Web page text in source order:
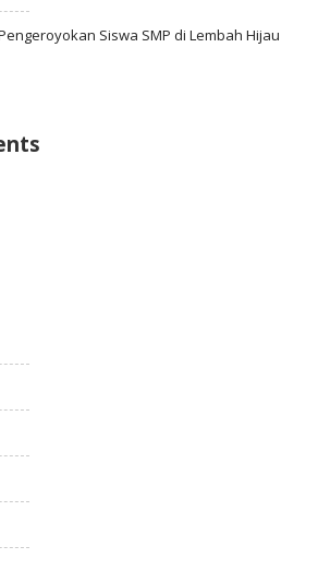
Siswa SMP di Lembah Hijau